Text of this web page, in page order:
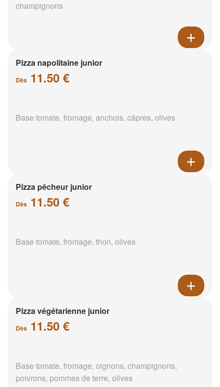
champignons
Pizza napolitaine junior
Dès 11.50 €
Base tomate, fromage, anchois, câpres, olives
Pizza pêcheur junior
Dès 11.50 €
Base tomate, fromage, thon, olives
Pizza végétarienne junior
Dès 11.50 €
Base tomate, fromage, oignons, champignons,
poivrons, pommes de terre, olives